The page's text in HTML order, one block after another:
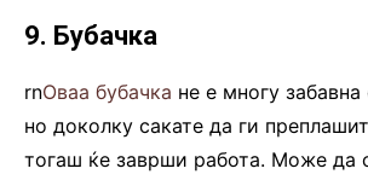
9. Бубачка
rnОваа бубачка не е многу
но доколку сакате да ги
тогаш ќе заврши работа. Може да